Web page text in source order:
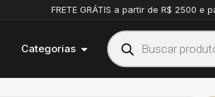
FRETE GRÁTIS a partir de R$ 2500 e
Categorias